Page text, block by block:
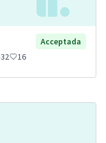
Acceptada
32 16